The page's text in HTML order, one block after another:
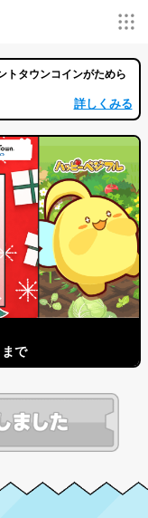
トタウンコインがためら
詳しくみる
で